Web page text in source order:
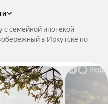
с семейной ипотекой
в Иркутске по